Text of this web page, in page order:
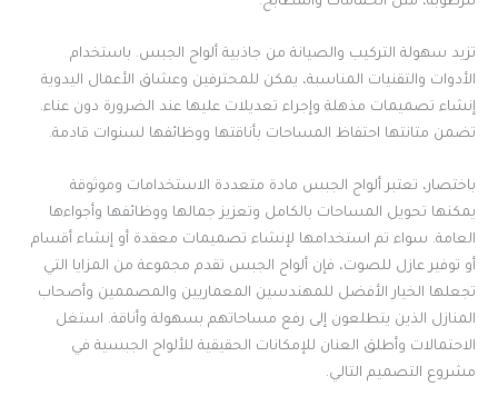
تزيد سهولة التركيب والصيانة من جاذبية ألواح الجبس. باستخدام
الأدوات والتقنيات المناسبة، يمكن للمحترفين وعشاق الأعمال اليدوية
إنشاء تصميمات مذهلة وإجراء تعديلات عليها عند الضرورة دون عناء.
تضمن متانتها احتفاظ المساحات بأناقتها ووظائفها لسنوات قادمة.
باختصار، تعتبر ألواح الجبس مادة متعددة الاستخدامات وموثوقة
يمكنها تحويل المساحات بالكامل وتعزيز جمالها ووظائفها وأجواءها
العامة. سواء تم استخدامها لإنشاء تصميمات معقدة أو إنشاء أقسام
أو توفير عازل للصوت، فإن ألواح الجبس تقدم مجموعة من المزايا التي
تجعلها الخيار الأفضل للمهندسين المعماريين والمصممين وأصحاب
المنازل الذين يتطلعون إلى رفع مساحاتهم بسهولة وأناقة. استغل
الاحتمالات وأطلق العنان للإمكانات الحقيقية للألواح الجبسية في
مشروع التصميم التالي.